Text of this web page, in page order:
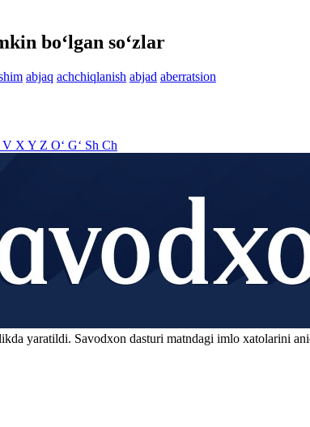
bo‘lgan so‘zlar
abjaq achchiqlanish abjad aberratsion
V X Y Z O‘ G‘ Sh Ch
yaratildi. Savodxon dasturi matndagi imlo xatolarini